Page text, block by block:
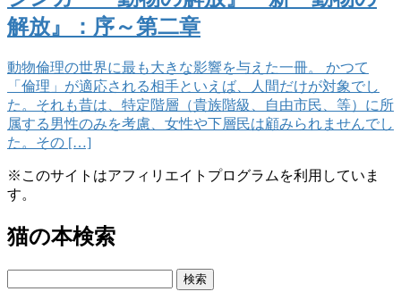
解放』：序～第二章
動物倫理の世界に最も大きな影響を与えた一冊。 かつて
「倫理」が適応される相手といえば、人間だけが対象でし
た。それも昔は、特定階層（貴族階級、自由市民、等）に所
属する男性のみを考慮、女性や下層民は顧みられませんでし
た。その […]
※このサイトはアフィリエイトプログラムを利用していま
す。
猫の本検索